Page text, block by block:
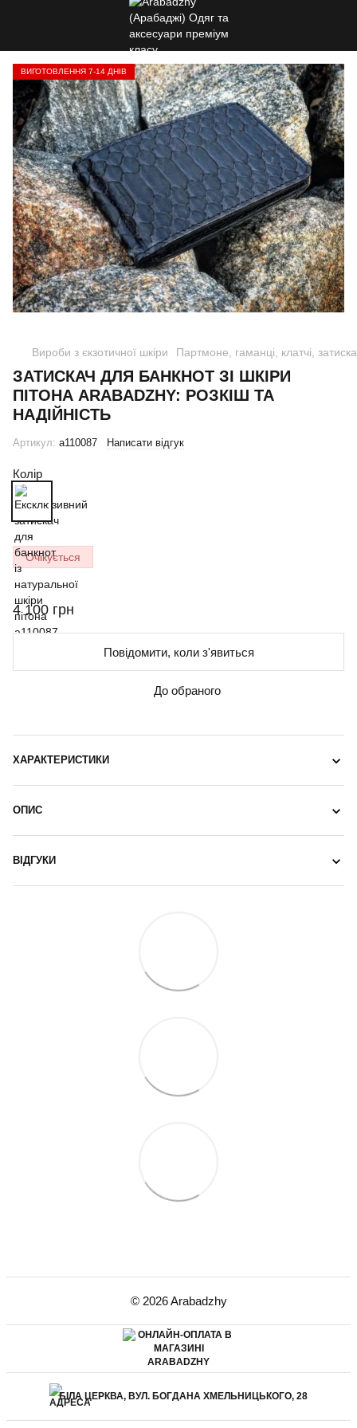
ВИГОТОВЛЕННЯ 7-14 ДНІВ
Вироби з єкзотичної шкіри Партмоне, гаманці, клатчі,
ЗАТИСКАЧ ДЛЯ БАНКНОТ ЗІ ШКІРИ
ПІТОНА ARABADZHY: РОЗКІШ ТА
НАДІЙНІСТЬ
Артикул: a110087 Написати відгук
Колір
Очікується
4 100 грн
Повідомити, коли з'явиться
До обраного
ХАРАКТЕРИСТИКИ
ОПИС
ВІДГУКИ
© 2026 Arabadzhy
БІЛА ЦЕРКВА, ВУЛ. БОГДАНА ХМЕЛЬНИЦЬКОГО, 28